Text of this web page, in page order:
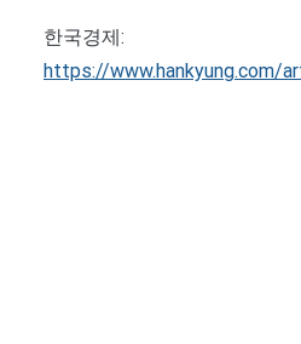
한국경제:
https://www.hankyung.com/